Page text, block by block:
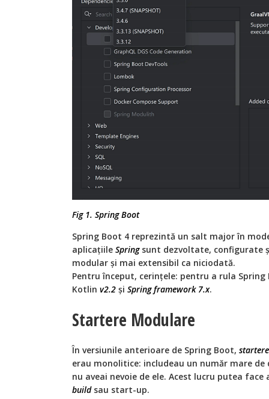
Fig 1. Spring Boot
Spring Boot 4 reprezintă un salt major în
aplicațiile Springsunt dezvoltate, configurate
modular și mai extensibil ca niciodată.
Pentru început, cerințele: pentru a rula Spring
Kotlin v2.2 și Spring framework 7.x.
Startere Modulare
În versiunile anterioare de Spring Boot,
erau monolitice: includeau un număr mare
nu aveai nevoie de ele. Acest lucru putea
buildsau start-up.